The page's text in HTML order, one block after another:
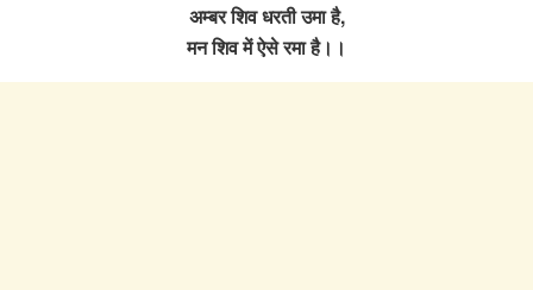
अम्बर शिव धरती उमा है,
मन शिव में ऐसे रमा है।।